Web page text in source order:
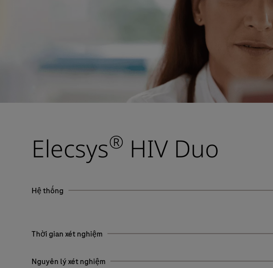
Elecsys® HIV Duo
Hệ thống
Thời gian xét nghiệm
Nguyên lý xét nghiệm